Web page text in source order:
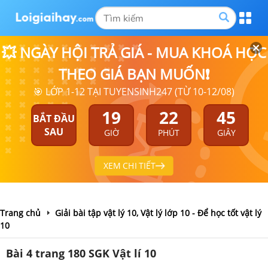
💥 NGÀY HỘI TRẢ GIÁ - MUA KHOÁ HỌC
THEO GIÁ BẠN MUỐN❗
🎯 LỚP 1-12 TẠI TUYENSINH247 (TỪ 10-12/08)
BẮT ĐẦU
SAU
19
GIỜ
22
PHÚT
44
GIÂY
XEM CHI TIẾT
Trang chủ
Giải bài tập vật lý 10, Vật lý lớp 10 - Để học tốt vật lý
10
Bài 4 trang 180 SGK Vật lí 10